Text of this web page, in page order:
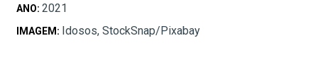
ANO: 2021
IMAGEM: Idosos, StockSnap/Pixabay